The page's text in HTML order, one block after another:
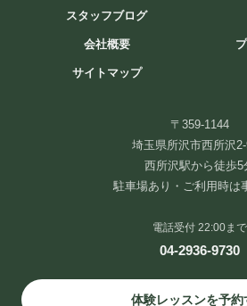
スタッフブログ
会社概要
サイトマップ
〒359-1144
埼玉県所沢市西所沢
西所沢駅から徒歩5
駐車場あり・ご利用時は
電話受付 22:00まで
04-2936-9730
体験レッスンを予約
イルチブレインヨガ所沢スタジ
TEL:04-2936-9730